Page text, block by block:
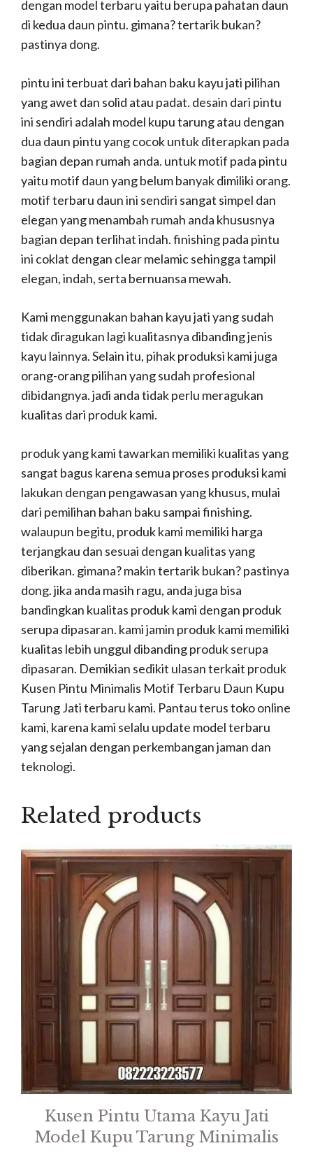
dengan model terbaru yaitu berupa pahatan daun
di kedua daun pintu. gimana? tertarik bukan?
pastinya dong.
pintu ini terbuat dari bahan baku kayu jati pilihan
yang awet dan solid atau padat. desain dari pintu
ini sendiri adalah model kupu tarung atau dengan
dua daun pintu yang cocok untuk diterapkan pada
bagian depan rumah anda. untuk motif pada pintu
yaitu motif daun yang belum banyak dimiliki orang.
motif terbaru daun ini sendiri sangat simpel dan
elegan yang menambah rumah anda khususnya
bagian depan terlihat indah. finishing pada pintu
ini coklat dengan clear melamic sehingga tampil
elegan, indah, serta bernuansa mewah.
Kami menggunakan bahan kayu jati yang sudah
tidak diragukan lagi kualitasnya dibanding jenis
kayu lainnya. Selain itu, pihak produksi kami juga
orang-orang pilihan yang sudah profesional
dibidangnya. jadi anda tidak perlu meragukan
kualitas dari produk kami.
produk yang kami tawarkan memiliki kualitas yang
sangat bagus karena semua proses produksi kami
lakukan dengan pengawasan yang khusus, mulai
dari pemilihan bahan baku sampai finishing.
walaupun begitu, produk kami memiliki harga
terjangkau dan sesuai dengan kualitas yang
diberikan. gimana? makin tertarik bukan? pastinya
dong. jika anda masih ragu, anda juga bisa
bandingkan kualitas produk kami dengan produk
serupa dipasaran. kami jamin produk kami memiliki
kualitas lebih unggul dibanding produk serupa
dipasaran. Demikian sedikit ulasan terkait produk
Kusen Pintu Minimalis Motif Terbaru Daun Kupu
Tarung Jati terbaru kami. Pantau terus toko online
kami, karena kami selalu update model terbaru
yang sejalan dengan perkembangan jaman dan
teknologi.
Related products
Kusen Pintu Utama Kayu Jati
Model Kupu Tarung Minimalis